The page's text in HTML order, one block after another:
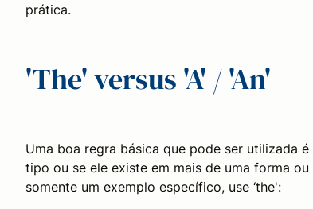
prática.
'The' versus 'A' / 'An'
Uma boa regra básica que pode ser utilizada
tipo ou se ele existe em mais de uma forma
somente um exemplo específico, use ‘the':